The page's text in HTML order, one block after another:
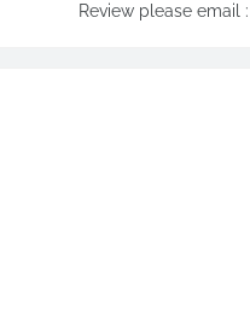
Review please email